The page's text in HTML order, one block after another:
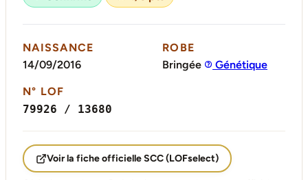
NAISSANCE
14/09/2016
ROBE
Bringée
Génétique
N° LOF
79926 / 13680
Voir la fiche officielle SCC (LOFselect)